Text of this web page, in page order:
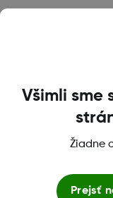
LBL016375 Rev001
Podmienky a
Všimli sme
Žiadne
Prejsť